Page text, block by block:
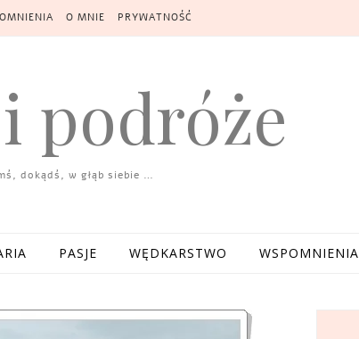
O MNIE PRYWATNOŚĆ
podróże
dokądś, w głąb siebie …
PASJE WĘDKARSTWO WSPOMNIENIA